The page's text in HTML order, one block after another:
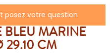
posez votre question
BLEU MARINE
CM